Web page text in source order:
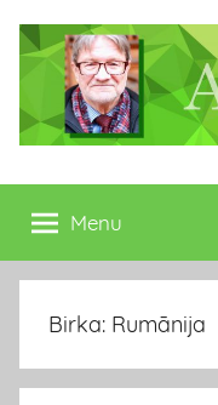
content
Atis
Lejiņš
13.
Saeimas
deputāts
Menu
Birka: Rumānija